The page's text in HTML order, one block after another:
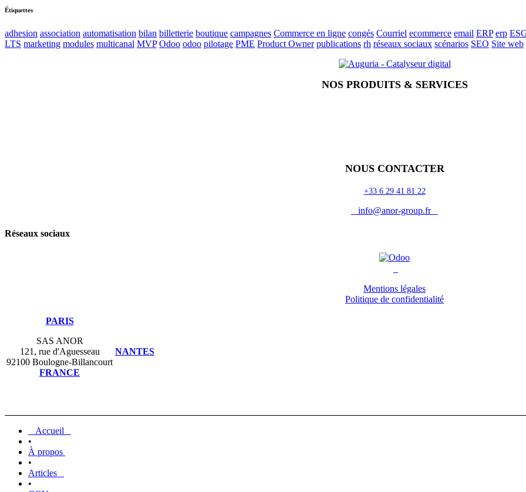
Étiquettes
adhesion association automatisation bilan billetterie boutique campagnes Commerce en ligne congés Courriel ecommerce email ERP erp
LTS marketing modules multicanal MVP Odoo odoo pilotage PME Product Owner publications rh réseaux sociaux scénarios SEO Site web
NOS PRODUITS & SERVICES
NOUS CONTACTER
+33 6 29 41 81 22
info@anor-group.fr
Réseaux sociaux
Mentions légales
Politique de confidentialité
PARIS
SAS ANOR
121, rue d'Aguesseau
92100 Boulogne-Billancourt
FRANCE
NANTES
Accueil
•
À propos
•
Articles
•